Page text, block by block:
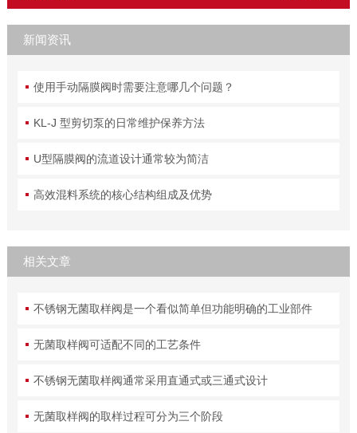
新闻资讯
使用手动隔膜阀时需要注意哪几个问题？
KL-J 型剪切泵的日常维护保养方法
U型隔膜阀的流道设计通常较为简洁
高效混料系统的核心结构组成及优势
相关文章
不锈钢无菌取样阀是一个看似简单但功能明确的工业部件
无菌取样阀可适配不同的工艺条件
不锈钢无菌取样阀通常采用直通式或三通式设计
无菌取样阀的取样过程可分为三个阶段